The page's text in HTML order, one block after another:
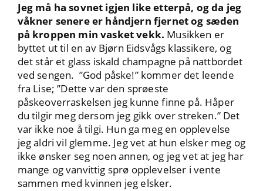
Jeg må ha sovnet igjen like etterpå, og da jeg
våkner senere er håndjern fjernet og sæden
på kroppen min vasket vekk. Musikken er
byttet ut til en av Bjørn Eidsvågs klassikere, og
det står et glass iskald champagne på nattbordet
ved sengen. ”God påske!” kommer det leende
fra Lise; ”Dette var den sprøeste
påskeoverraskelsen jeg kunne finne på. Håper
du tilgir meg dersom jeg gikk over streken.” Det
var ikke noe å tilgi. Hun ga meg en opplevelse
jeg aldri vil glemme. Jeg vet at hun elsker meg og
ikke ønsker seg noen annen, og jeg vet at jeg har
mange og vanvittig sprø opplevelser i vente
sammen med kvinnen jeg elsker.